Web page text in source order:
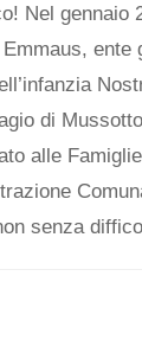
Nel gennaio
ente
di
alle
senza